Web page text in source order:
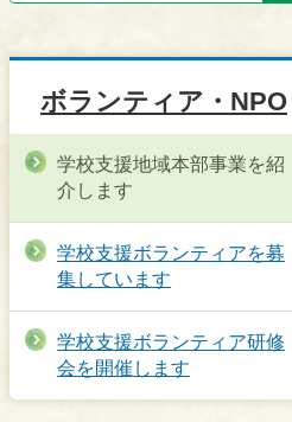
ボランティア・NPO
学校支援地域本部事業を紹
介します
学校支援ボランティアを募
集しています
学校支援ボランティア研修
会を開催します